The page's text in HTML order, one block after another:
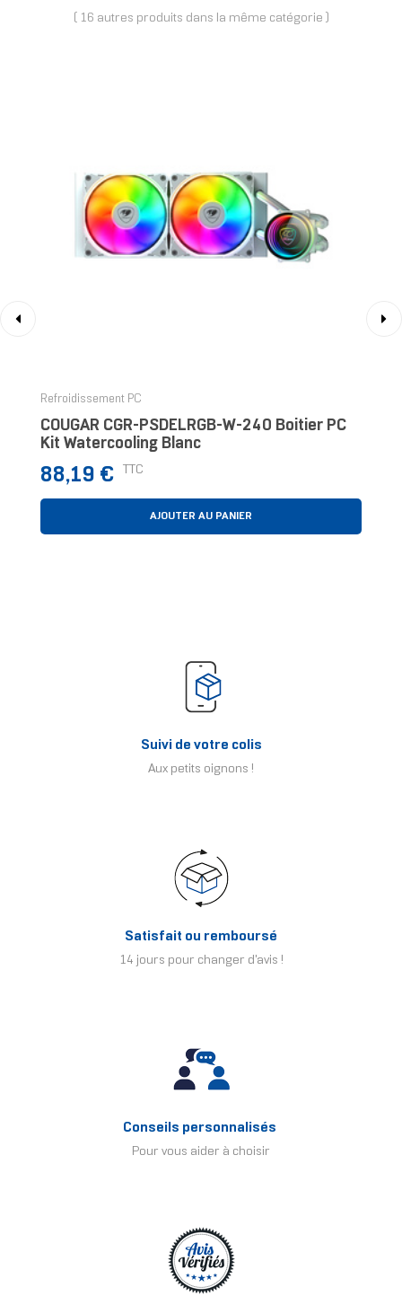
( 16 autres produits dans la même catégorie )
Refroidissement PC
COUGAR CGR-PSDELRGB-W-240 Boitier PC
Kit Watercooling Blanc
Prix
88,19 € TTC
AJOUTER AU PANIER
Suivi de votre colis
Aux petits oignons !
Satisfait ou remboursé
14 jours pour changer d'avis !
Conseils personnalisés
Pour vous aider à choisir